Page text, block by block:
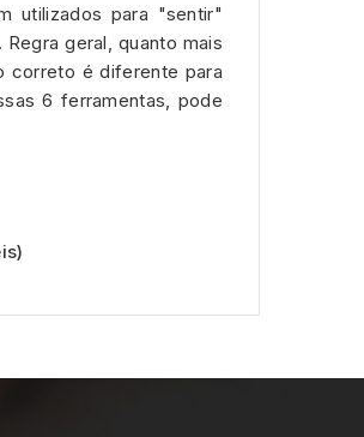
utilizados para "sentir"
geral, quanto mais
correto é diferente para
6 ferramentas, pode